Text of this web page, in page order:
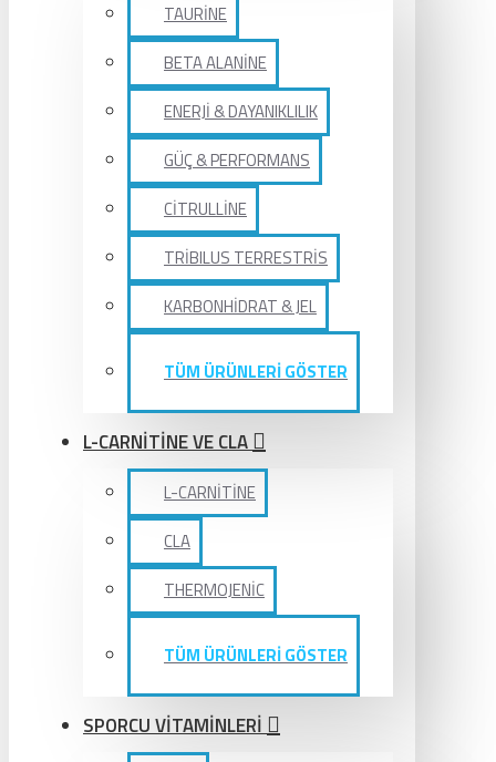
TAURİNE
BETA ALANİNE
ENERJİ & DAYANIKLILIK
GÜÇ & PERFORMANS
CİTRULLİNE
TRİBILUS TERRESTRİS
KARBONHİDRAT & JEL
TÜM ÜRÜNLERİ GÖSTER
L-CARNİTİNE VE CLA
L-CARNİTİNE
CLA
THERMOJENİC
TÜM ÜRÜNLERİ GÖSTER
SPORCU VİTAMİNLERİ